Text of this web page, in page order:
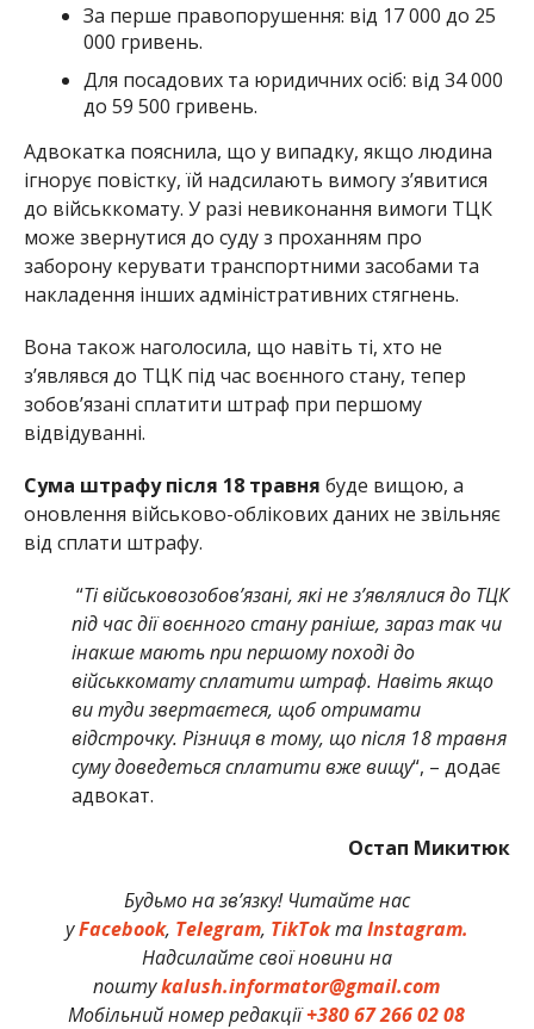
За перше правопорушення: від 17 000 до 25
000 гривень.
Для посадових та юридичних осіб: від 34 000
до 59 500 гривень.
Адвокатка пояснила, що у випадку, якщо людина
ігнорує повістку, їй надсилають вимогу з’явитися
до військкомату. У разі невиконання вимоги ТЦК
може звернутися до суду з проханням про
заборону керувати транспортними засобами та
накладення інших адміністративних стягнень.
Вона також наголосила, що навіть ті, хто не
з’являвся до ТЦК під час воєнного стану, тепер
зобов’язані сплатити штраф при першому
відвідуванні.
Сума штрафу після 18 травня буде вищою, а
оновлення військово-облікових даних не звільняє
від сплати штрафу.
“Ті військовозобов’язані, які не з’являлися до ТЦК
під час дії воєнного стану раніше, зараз так чи
інакше мають при першому поході до
військкомату сплатити штраф. Навіть якщо
ви туди звертаєтеся, щоб отримати
відстрочку. Різниця в тому, що після 18 травня
суму доведеться сплатити вже вищу“, – додає
адвокат.
Остап Микитюк
Будьмо на зв’язку! Читайте нас
уFacebook, Telegram, TikTokтаInstagram.
Надсилайте свої новини на
поштуkalush.informator@gmail.com
Мобільний номер редакції+380 67 266 02 08